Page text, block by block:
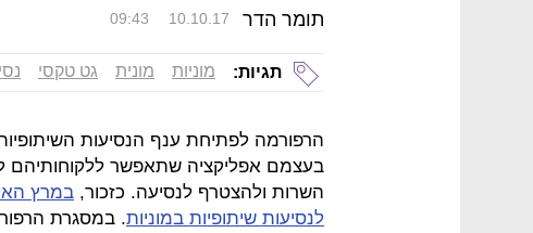
תומר הדר 09:43 10.10.17
תגיות: מוניות מונית גט טקסי
הרפורמה לפתיחת ענף הנסיעות השיתופיות
בעצמם אפליקציה שתאפשר ללקוחותיהם
השרות ולהצטרף לנסיעה. כזכור, במרץ
לנסיעות שיתופיות במוניות